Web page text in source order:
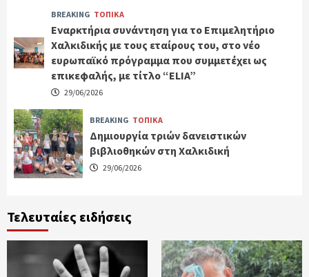
BREAKING ΤΟΠΙΚΑ
Εναρκτήρια συνάντηση για το Επιμελητήριο
Χαλκιδικής με τους εταίρους του, στο νέο
ευρωπαϊκό πρόγραμμα που συμμετέχει ως
επικεφαλής, με τίτλο “ELIA”
29/06/2026
BREAKING ΤΟΠΙΚΑ
Δημιουργία τριών δανειστικών
βιβλιοθηκών στη Χαλκιδική
29/06/2026
Τελευταίες ειδήσεις